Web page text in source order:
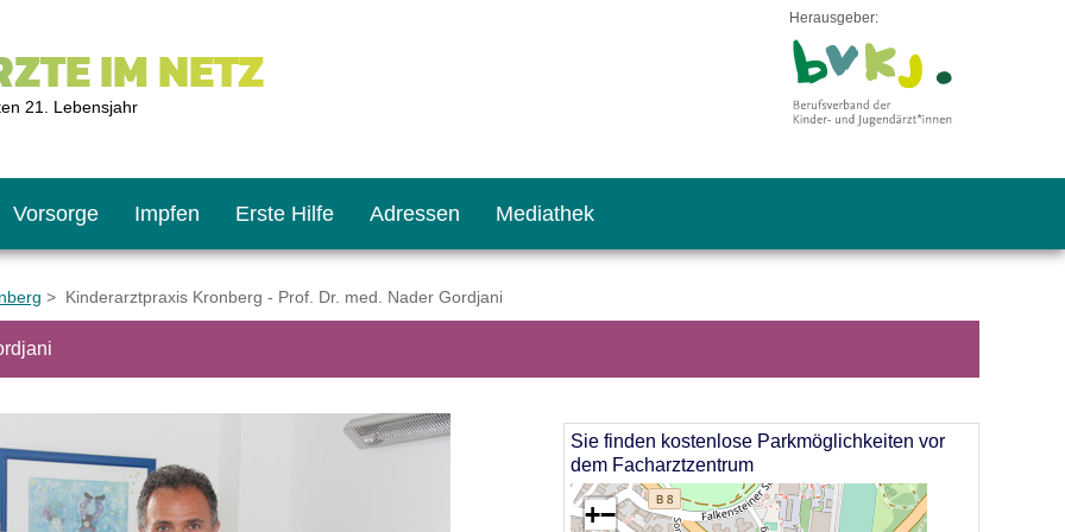
IM NETZ
21. Lebensjahr
Herausgeber:
Vorsorge Impfen Erste Hilfe Adressen Mediathek
> Kinderarztpraxis Kronberg - Prof. Dr. med. Nader Gordjani
Sie finden kostenlose Parkmöglichkeiten vor
dem Facharztzentrum
+−